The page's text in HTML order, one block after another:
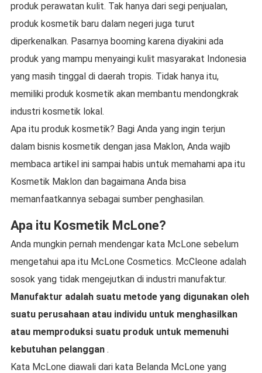
produk perawatan kulit. Tak hanya dari segi penjualan,
produk kosmetik baru dalam negeri juga turut
diperkenalkan. Pasarnya booming karena diyakini ada
produk yang mampu menyaingi kulit masyarakat Indonesia
yang masih tinggal di daerah tropis. Tidak hanya itu,
memiliki produk kosmetik akan membantu mendongkrak
industri kosmetik lokal.
Apa itu produk kosmetik? Bagi Anda yang ingin terjun
dalam bisnis kosmetik dengan jasa Maklon, Anda wajib
membaca artikel ini sampai habis untuk memahami apa itu
Kosmetik Maklon dan bagaimana Anda bisa
memanfaatkannya sebagai sumber penghasilan.
Apa itu Kosmetik McLone?
Anda mungkin pernah mendengar kata McLone sebelum
mengetahui apa itu McLone Cosmetics. McCleone adalah
sosok yang tidak mengejutkan di industri manufaktur.
Manufaktur adalah suatu metode yang digunakan oleh
suatu perusahaan atau individu untuk menghasilkan
atau memproduksi suatu produk untuk memenuhi
kebutuhan pelanggan.
Kata McLone diawali dari kata Belanda McLone yang